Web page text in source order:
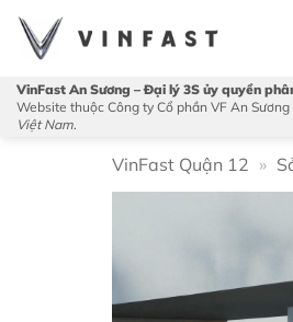
Bỏ
qua
dung
VinFast An Sương – Đại lý 3S ủy quyền
Website thuộc Công ty Cổ phần VF An Sương
Việt Nam.
VinFast Quận 12 »